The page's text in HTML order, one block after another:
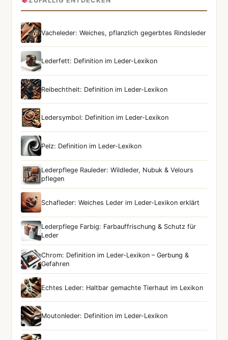
Vacheleder: Weiches, pflanzlich gegerbtes Rindsleder
Lederfett: Definition im Leder-Lexikon
Reibechtheit: Definition im Leder-Lexikon
Ledersymbol: Definition im Leder-Lexikon
Pelz: Definition im Leder-Lexikon
Lederpflege Rauleder: Wildleder, Nubuk & Velours
pflegen
Schafleder: Weiches Leder im Leder-Lexikon erklärt
Lederpflege Farbig: Farbauffrischung & Schutz für
Leder
Chrom: Definition im Leder-Lexikon – Gerbung &
Gefahren
Echtes Leder: Haltbar gemachte Tierhaut im Lexikon
Moutonleder: Definition im Leder-Lexikon